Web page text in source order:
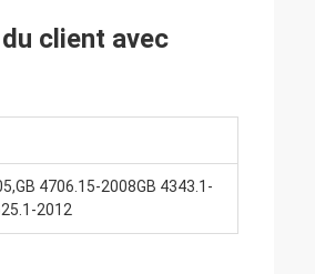
client avec
4706.15-2008GB 4343.1-
2012